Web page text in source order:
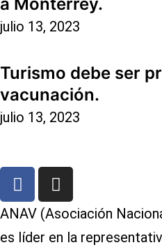
julio 13, 2023
Turismo debe ser
vacunación.
julio 13, 2023
ANAV (Asociación
es líder en la